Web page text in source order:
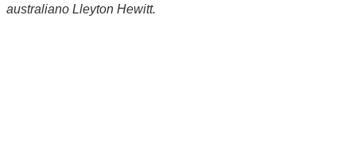
australiano Lleyton Hewitt.